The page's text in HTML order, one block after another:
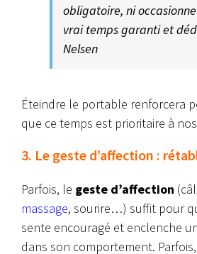
obligatoire, ni
vrai temps garanti et
Nelsen
Éteindre le portable renforcera
que ce temps est prioritaire à
3. Le geste d’affection :
Parfois, le geste d’affection
massage, sourire…) suffit pour
sente encouragé et enclenche
dans son comportement.